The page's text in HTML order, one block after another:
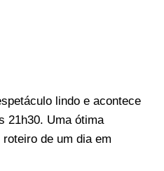
lindo e acontece
21h30. Uma ótima
de um dia em